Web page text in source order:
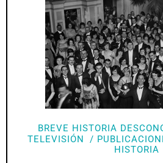
BREVE HISTORIA
TELEVISIÓN
HISTORIA